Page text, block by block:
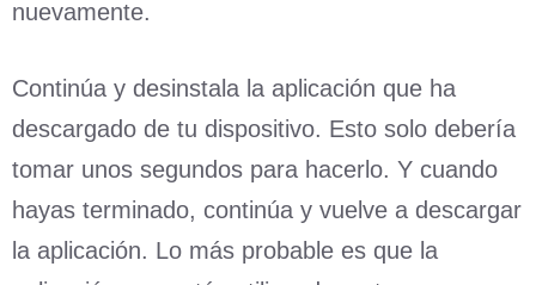
nuevamente.
Continúa y desinstala la aplicación que ha
descargado de tu dispositivo. Esto solo debería
tomar unos segundos para hacerlo. Y cuando
hayas terminado, continúa y vuelve a descargar
la aplicación. Lo más probable es que la